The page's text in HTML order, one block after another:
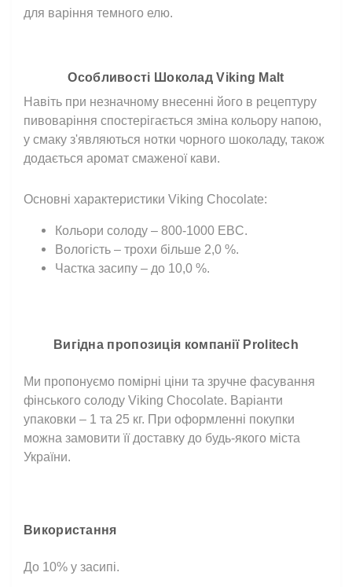
для варіння темного елю.
Особливості Шоколад Viking Malt
Навіть при незначному внесенні його в рецептуру
пивоваріння спостерігається зміна кольору напою,
у смаку з'являються нотки чорного шоколаду, також
додається аромат смаженої кави.
Основні характеристики Viking Chocolate:
Кольори солоду – 800-1000 EBC.
Вологість – трохи більше 2,0 %.
Частка засипу – до 10,0 %.
Вигідна пропозиція компанії Prolitech
Ми пропонуємо помірні ціни та зручне фасування
фінського солоду Viking Chocolate. Варіанти
упаковки – 1 та 25 кг. При оформленні покупки
можна замовити її доставку до будь-якого міста
України.
Використання
До 10% у засипі.